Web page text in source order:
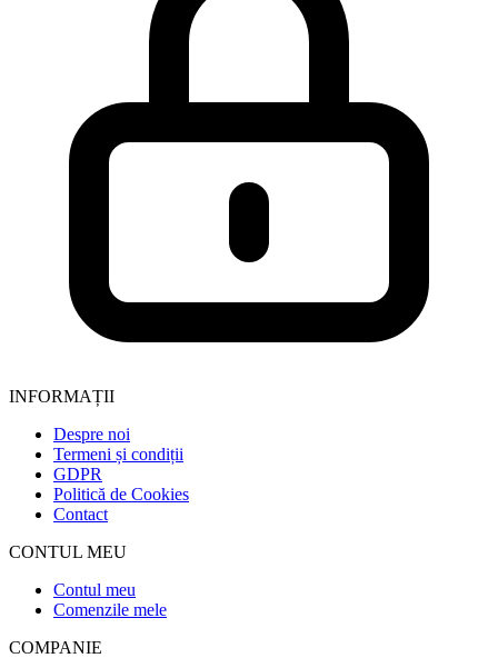
INFORMAȚII
Despre noi
Termeni și condiții
GDPR
Politică de Cookies
Contact
CONTUL MEU
Contul meu
Comenzile mele
COMPANIE